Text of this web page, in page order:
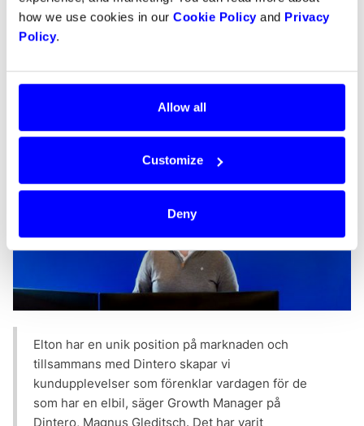
how we use cookies in our Cookie Policy and Privacy
Policy.
Allow all
Customize
Deny
ett enda backoffice i kombination med
möjligheter till att skräddarsy vår lösning och få
Elton har en unik position på marknaden och
tillsammans med Dintero skapar vi
kundupplevelser som förenklar vardagen för de
som har en elbil, säger Growth Manager på
Dintero, Magnus Gleditsch. Det har varit